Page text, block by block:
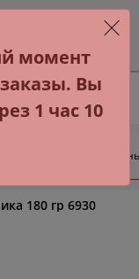
Скачать
180 гр 6930
момент
Вы
1 час 10